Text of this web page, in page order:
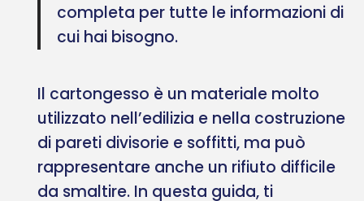
completa per tutte le informazioni di
cui hai bisogno.
Il cartongesso è un materiale molto
utilizzato nell’edilizia e nella costruzione
di pareti divisorie e soffitti, ma può
rappresentare anche un rifiuto difficile
da smaltire. In questa guida, ti